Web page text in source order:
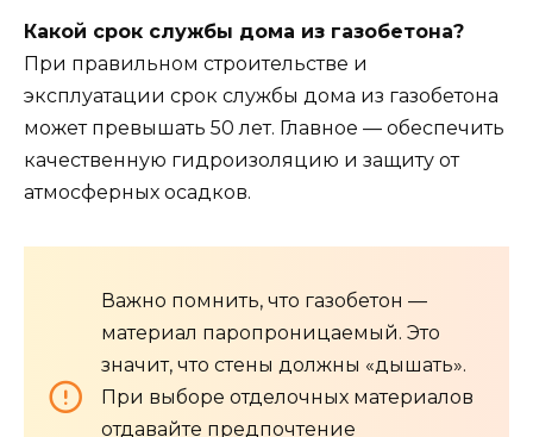
Какой срок службы дома из газобетона?
При правильном строительстве и
эксплуатации срок службы дома из газобетона
может превышать 50 лет. Главное — обеспечить
качественную гидроизоляцию и защиту от
атмосферных осадков.
Важно помнить, что газобетон —
материал паропроницаемый. Это
значит, что стены должны «дышать».
При выборе отделочных материалов
отдавайте предпочтение